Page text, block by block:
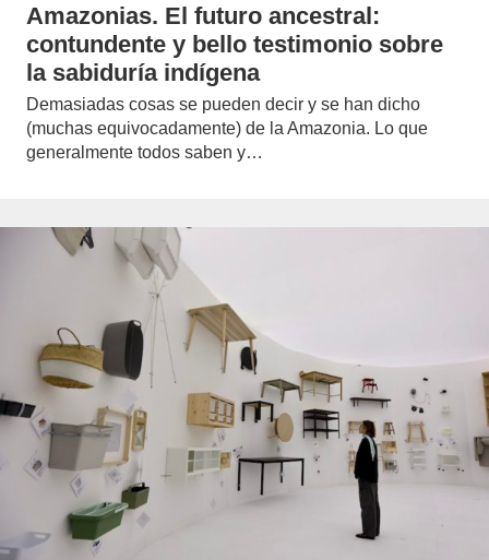
Amazonias. El futuro ancestral:
contundente y bello testimonio sobre
la sabiduría indígena
Demasiadas cosas se pueden decir y se han dicho
(muchas equivocadamente) de la Amazonia. Lo que
generalmente todos saben y…